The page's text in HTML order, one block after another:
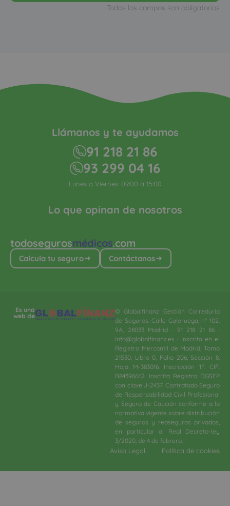
Todos los campos son obligatorios
todosegurosmédicos.com
Calcula tu seguro Contáctanos
Lo que opinan de nosotros
Llámanos y te ayudamos
91 218 21 86
93 299 04 16
Lunes a Viernes: 09:00 a 15:00
Es una
web de
© Globalfinanz Gestión Correduría
de Seguros. Calle Caleruega, nº 102,
9A, 28033 Madrid · 91 218 21 86 ·
info@globalfinanz.es · Inscrita en el
Registro Mercantil de Madrid, Tomo
21530, Libro 0, Folio 206, Sección 8,
Hoja M-383016. Inscripción 1.ª. CIF.
B84396662. Inscrita Registro DGSFP
con clave J-2437. Contratado Seguro
de Responsabilidad Civil Profesional
y Seguro de Caución conforme a la
normativa vigente sobre distribución
de seguros y reaseguros privados,
en particular al Real Decreto-ley
3/2020, de 4 de febrero.​
Aviso Legal Política de cookies